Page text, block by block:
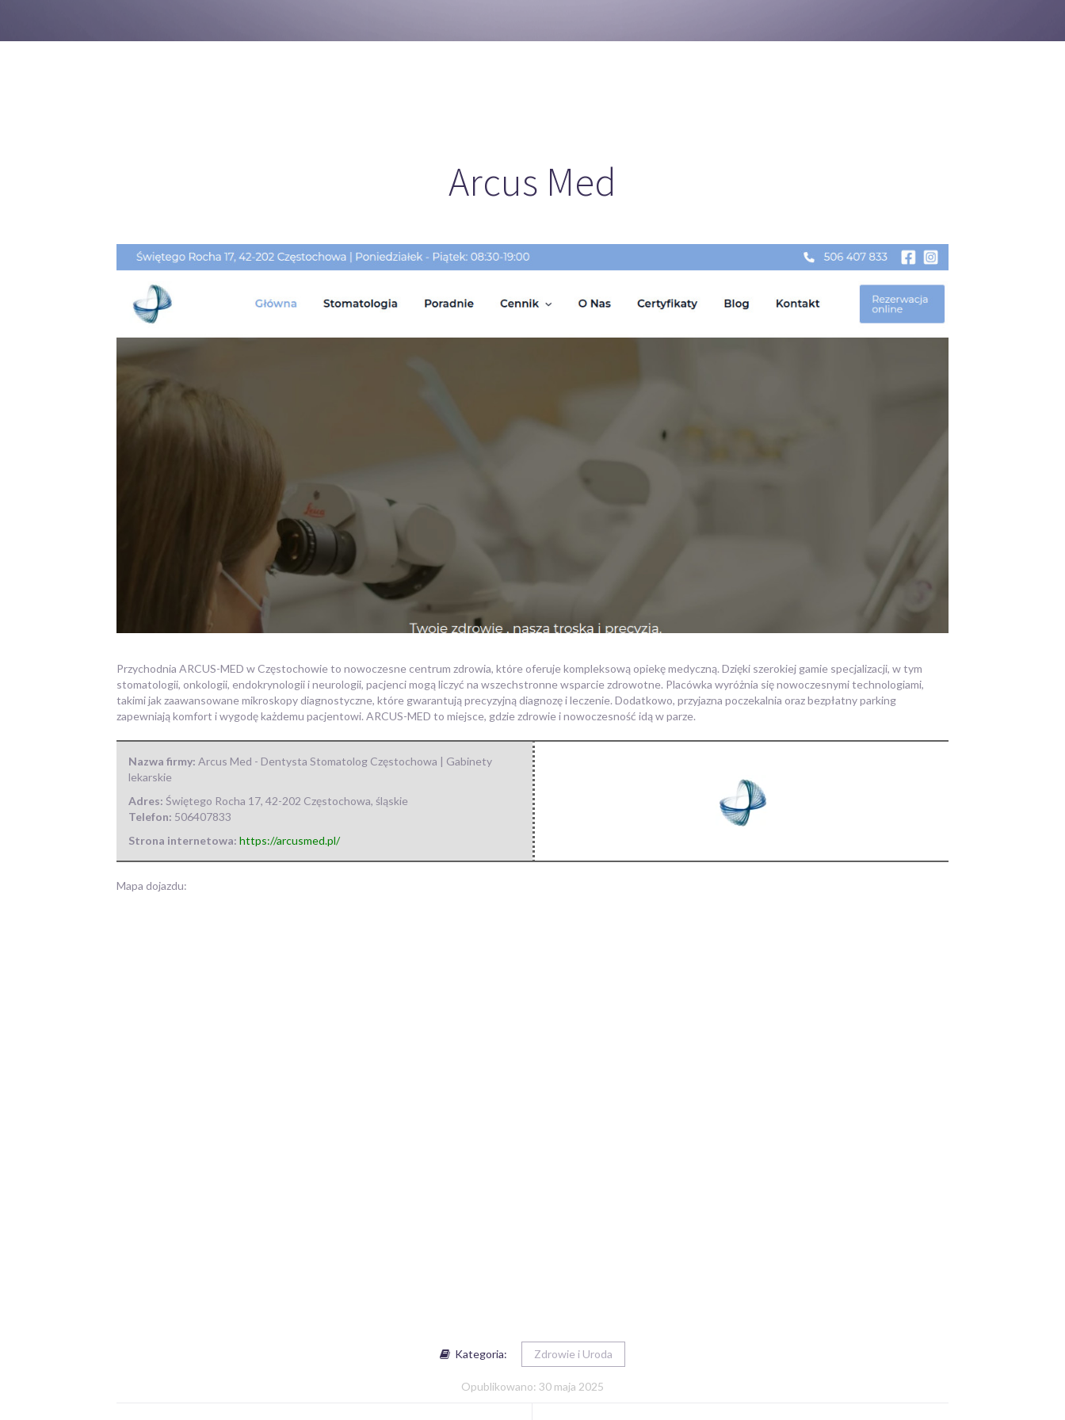
Arcus Med
Przychodnia ARCUS-MED w Częstochowie to nowoczesne centrum zdrowia, które oferuje kompleksową opiekę medyczną. Dzięki szerokiej gamie specjalizacji, w tym
stomatologii, onkologii, endokrynologii i neurologii, pacjenci mogą liczyć na wszechstronne wsparcie zdrowotne. Placówka wyróżnia się nowoczesnymi technologiami,
takimi jak zaawansowane mikroskopy diagnostyczne, które gwarantują precyzyjną diagnozę i leczenie. Dodatkowo, przyjazna poczekalnia oraz bezpłatny parking
zapewniają komfort i wygodę każdemu pacjentowi. ARCUS-MED to miejsce, gdzie zdrowie i nowoczesność idą w parze.
Nazwa firmy: Arcus Med - Dentysta Stomatolog Częstochowa | Gabinety
lekarskie
Adres: Świętego Rocha 17, 42-202 Częstochowa, śląskie
Telefon: 506407833
Strona internetowa: https://arcusmed.pl/
Mapa dojazdu:
Kategoria: Zdrowie i Uroda
Opublikowano: 30 maja 2025